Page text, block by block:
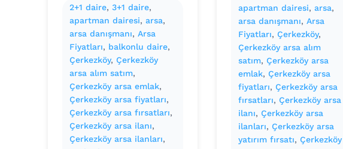
2+1 daire, 3+1 daire
apartman dairesi, arsa
arsa danışmanı, Arsa
Fiyatları, balkonlu daire
Çerkezköy, Çerkezköy
arsa alım satım
Çerkezköy arsa emlak
Çerkezköy arsa fiyatları
Çerkezköy arsa fırsatları
Çerkezköy arsa ilanı
Çerkezköy arsa ilanları
apartman dairesi, arsa
arsa danışmanı, Arsa
Fiyatları, Çerkezköy
Çerkezköy arsa alım
satım, Çerkezköy arsa
emlak, Çerkezköy arsa
fiyatları, Çerkezköy arsa
fırsatları, Çerkezköy arsa
ilanı, Çerkezköy arsa
ilanları, Çerkezköy arsa
yatırım fırsatı, Çerkezköy